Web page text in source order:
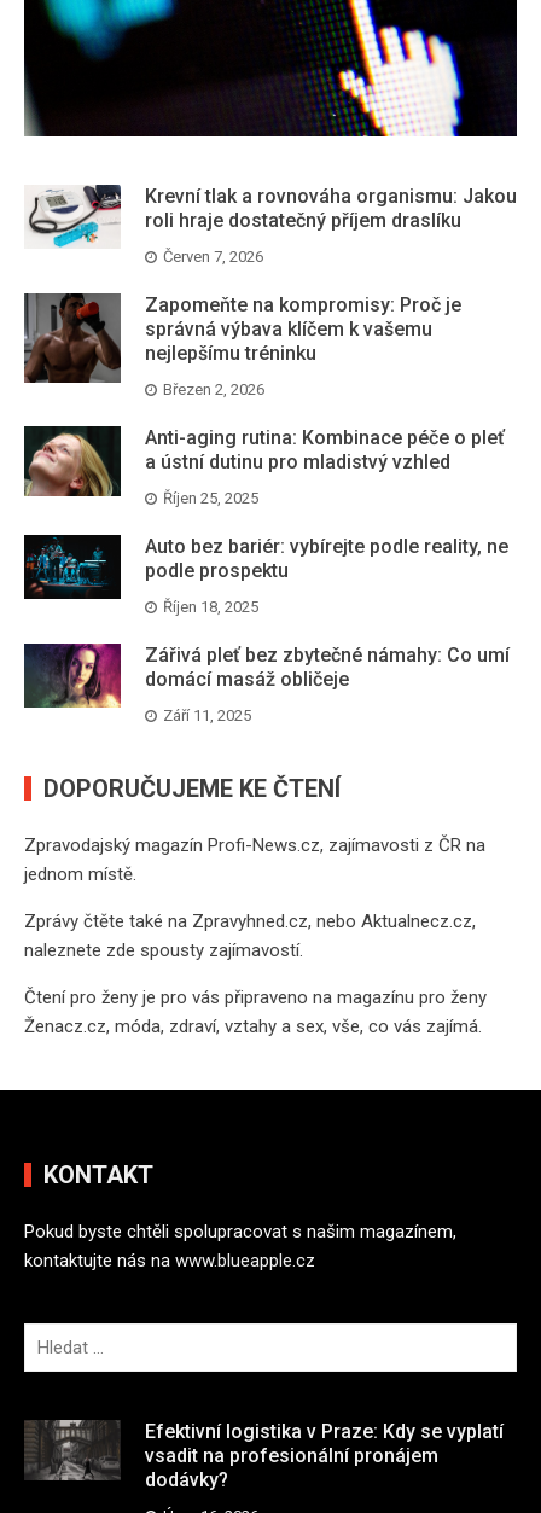
Krevní tlak a rovnováha organismu: Jakou
roli hraje dostatečný příjem draslíku
Červen 7, 2026
Zapomeňte na kompromisy: Proč je
správná výbava klíčem k vašemu
nejlepšímu tréninku
Březen 2, 2026
Anti-aging rutina: Kombinace péče o pleť
a ústní dutinu pro mladistvý vzhled
Říjen 25, 2025
Auto bez bariér: vybírejte podle reality, ne
podle prospektu
Říjen 18, 2025
Zářivá pleť bez zbytečné námahy: Co umí
domácí masáž obličeje
Září 11, 2025
DOPORUČUJEME KE ČTENÍ
Zpravodajský magazín Profi-News.cz, zajímavosti z ČR na
jednom místě.
Zprávy čtěte také na Zpravyhned.cz, nebo Aktualnecz.cz,
naleznete zde spousty zajímavostí.
Čtení pro ženy je pro vás připraveno na magazínu pro ženy
Ženacz.cz, móda, zdraví, vztahy a sex, vše, co vás zajímá.
KONTAKT
Pokud byste chtěli spolupracovat s našim magazínem,
kontaktujte nás na www.blueapple.cz
y
l
e
d
Efektivní logistika v Praze: Kdy se vyplatí
vsadit na profesionální pronájem
dodávky?